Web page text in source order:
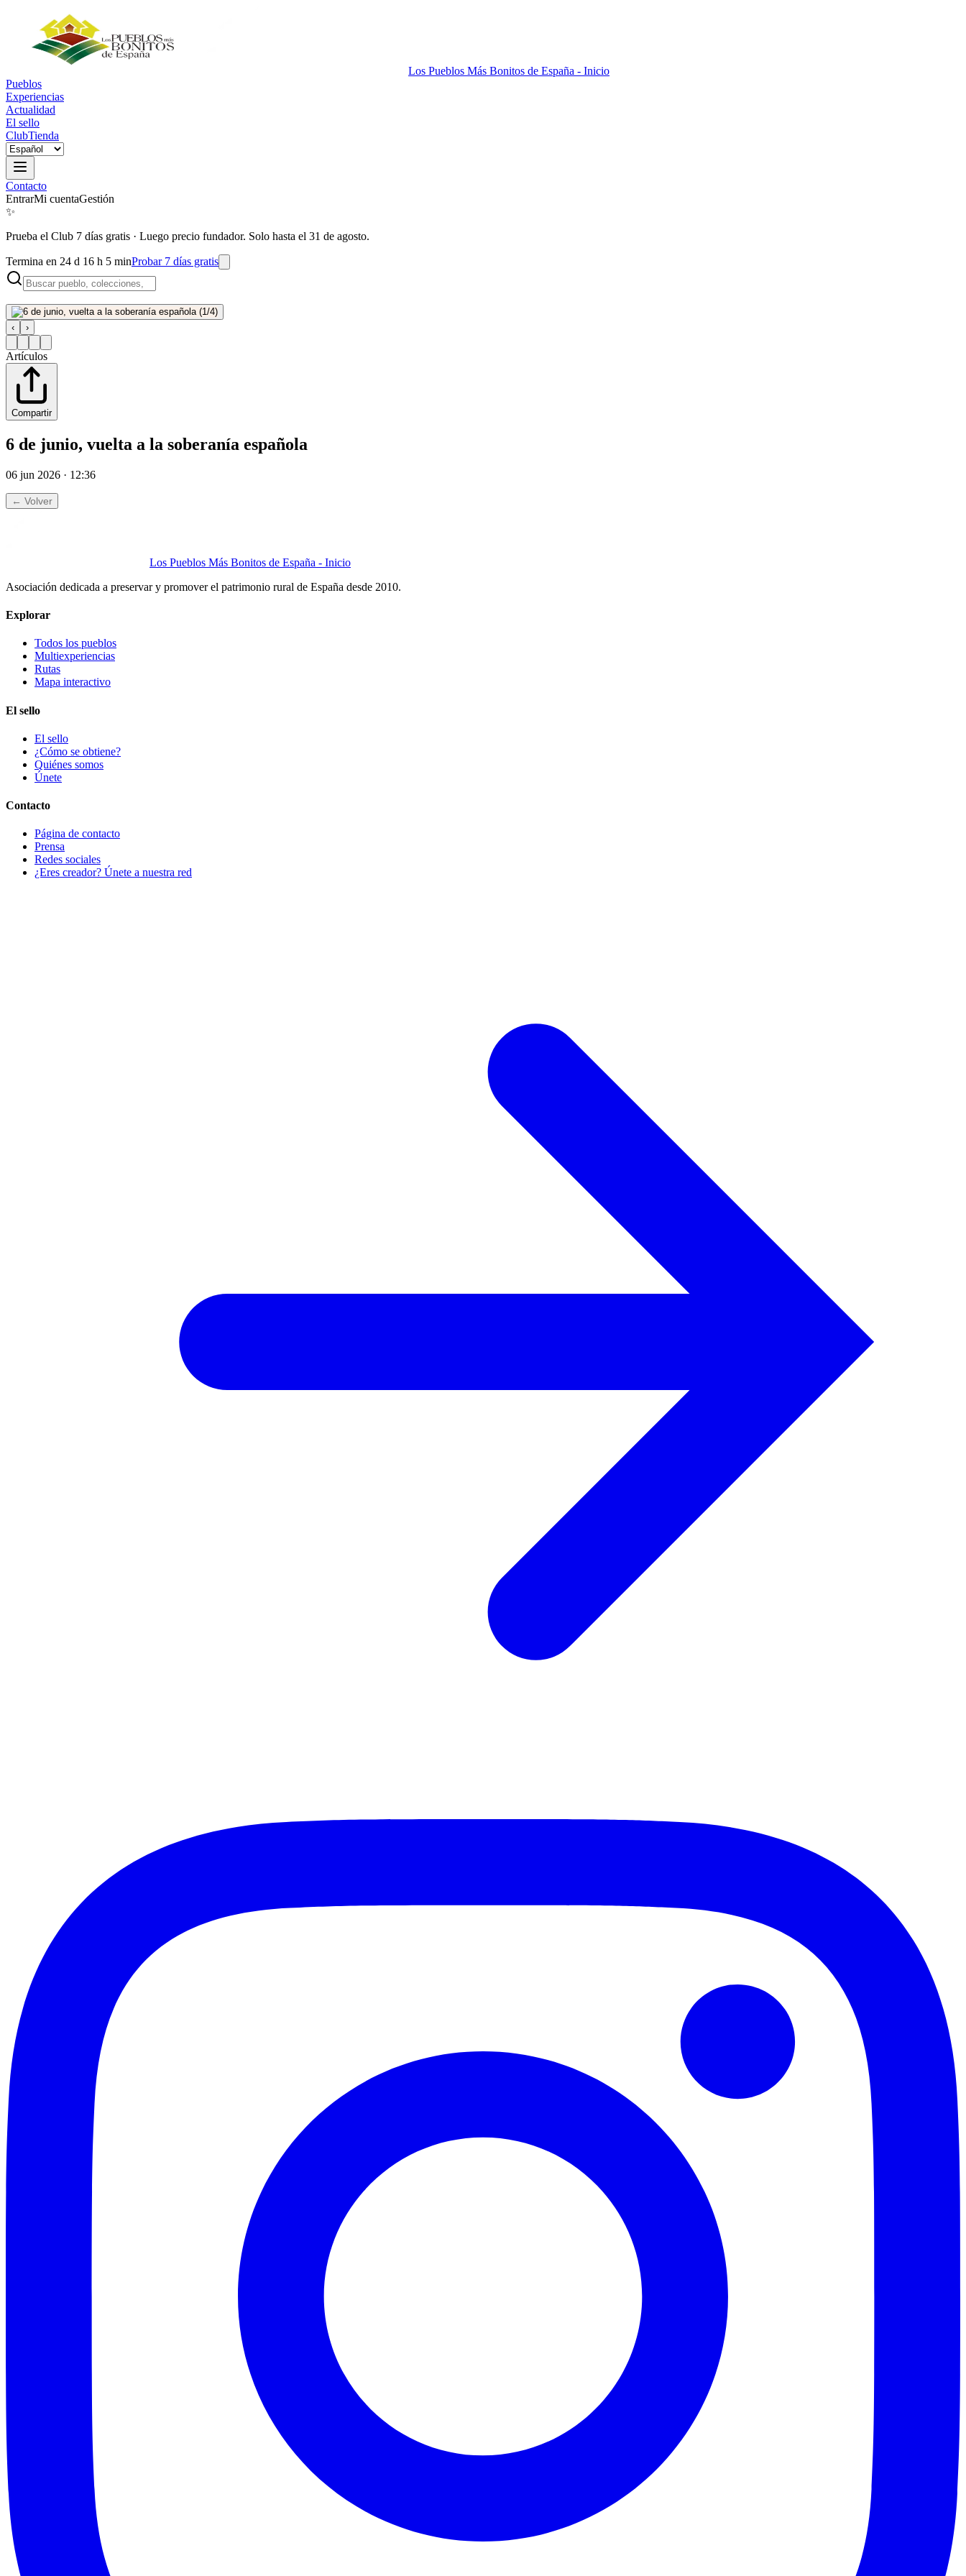
Los Pueblos Más Bonitos de España - Inicio
Pueblos
Experiencias
Actualidad
El sello
ClubTienda
Contacto
EntrarMi cuentaGestión
✨
Prueba el Club 7 días gratis · Luego precio fundador. Solo hasta el 31 de agosto.
Termina en 24 d 16 h 5 minProbar 7 días gratis
‹ ›
Artículos
Compartir
6 de junio, vuelta a la soberanía española
06 jun 2026 · 12:36
← Volver
Los Pueblos Más Bonitos de España - Inicio
Asociación dedicada a preservar y promover el patrimonio rural de España desde 2010.
Explorar
Todos los pueblos
Multiexperiencias
Rutas
Mapa interactivo
El sello
El sello
¿Cómo se obtiene?
Quiénes somos
Únete
Contacto
Página de contacto
Prensa
Redes sociales
¿Eres creador? Únete a nuestra red